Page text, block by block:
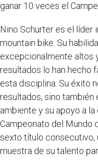
ganar 10 veces el
Nino Schurter es el líder
mountain bike. Su
excepcionalmente altos
resultados lo han hecho
esta disciplina. Su éxito
resultados, sino
ambiente y su apoyo a
Campeonato del Mundo
sexto título consecutivo,
muestra de su talento